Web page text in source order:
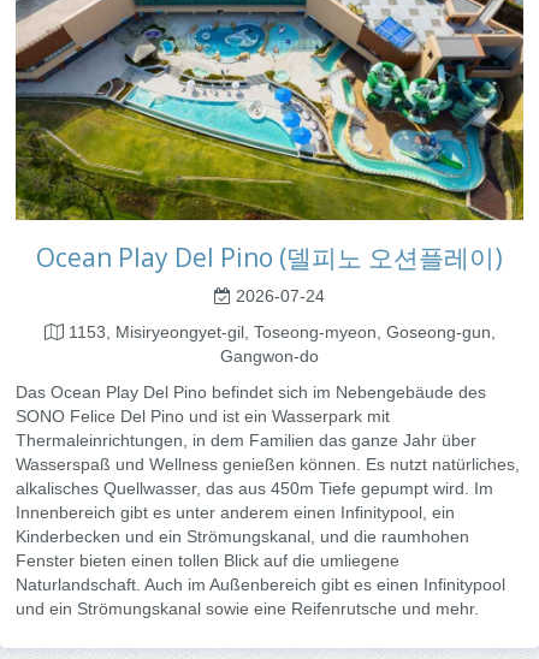
Ocean Play Del Pino (델피노 오션플레이)
2026-07-24
1153, Misiryeongyet-gil, Toseong-myeon, Goseong-gun,
Gangwon-do
Das Ocean Play Del Pino befindet sich im Nebengebäude des
SONO Felice Del Pino und ist ein Wasserpark mit
Thermaleinrichtungen, in dem Familien das ganze Jahr über
Wasserspaß und Wellness genießen können. Es nutzt natürliches,
alkalisches Quellwasser, das aus 450m Tiefe gepumpt wird. Im
Innenbereich gibt es unter anderem einen Infinitypool, ein
Kinderbecken und ein Strömungskanal, und die raumhohen
Fenster bieten einen tollen Blick auf die umliegene
Naturlandschaft. Auch im Außenbereich gibt es einen Infinitypool
und ein Strömungskanal sowie eine Reifenrutsche und mehr.